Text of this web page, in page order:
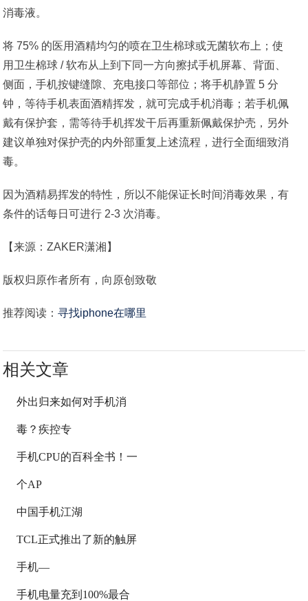
消毒液。
将 75% 的医用酒精均匀的喷在卫生棉球或无菌软布上；使
用卫生棉球 / 软布从上到下同一方向擦拭手机屏幕、背面、
侧面，手机按键缝隙、充电接口等部位；将手机静置 5 分
钟，等待手机表面酒精挥发，就可完成手机消毒；若手机佩
戴有保护套，需等待手机挥发干后再重新佩戴保护壳，另外
建议单独对保护壳的内外部重复上述流程，进行全面细致消
毒。
因为酒精易挥发的特性，所以不能保证长时间消毒效果，有
条件的话每日可进行 2-3 次消毒。
【来源：ZAKER潇湘】
版权归原作者所有，向原创致敬
推荐阅读：寻找iphone在哪里
相关文章
外出归来如何对手机消
毒？疾控专
手机CPU的百科全书！一
个AP
中国手机江湖
TCL正式推出了新的触屏
手机—
手机电量充到100%最合